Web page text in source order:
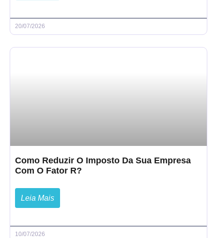
20/07/2026
Como Reduzir O Imposto Da Sua Empresa
Com O Fator R?
Leia Mais
10/07/2026